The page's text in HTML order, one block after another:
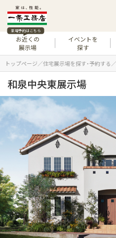
来場予約はこちら
お近くの
展示場
イベントを
探す
トップページ 住宅展示場を探す・予約する
和泉中央東展示場